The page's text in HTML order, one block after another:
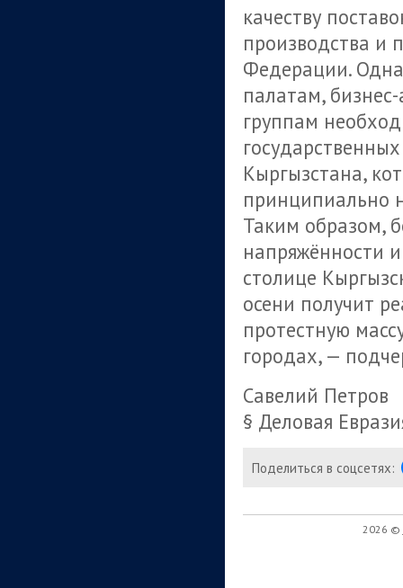
качеству
производства и
Федерации.
палатам,
группам
Кыргызстана,
принципиально
Таким образом,
напряжённости
столице
осени получит
протестную
городах, —
Савелий Петров
§ Деловая
Поделиться в соцсетях:
2026 ©